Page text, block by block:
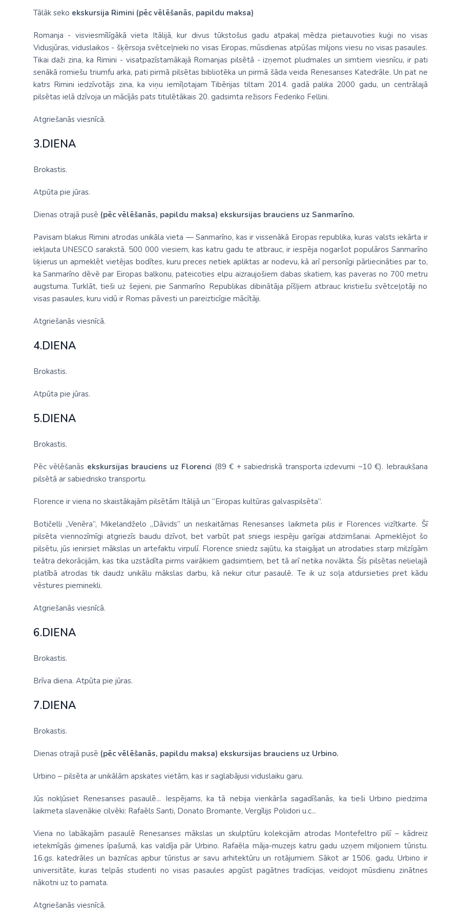
Tālāk seko ekskursija Rimini (pēc vēlēšanās, papildu maksa)
Romanja - visviesmīlīgākā vieta Itālijā, kur divus tūkstošus gadu atpakaļ mēdza pietauvoties kuģi no visas
Vidusjūras, viduslaikos - šķērsoja svētceļnieki no visas Eiropas, mūsdienas atpūšas miljons viesu no visas pasaules.
Tikai daži zina, ka Rimini - visatpazīstamākajā Romanjas pilsētā - izņemot pludmales un simtiem viesnīcu, ir pati
senākā romiešu triumfu arka, pati pirmā pilsētas bibliotēka un pirmā šāda veida Renesanses Katedrāle. Un pat ne
katrs Rimini iedzīvotājs zina, ka viņu iemīļotajam Tibērijas tiltam 2014. gadā palika 2000 gadu, un centrālajā
pilsētas ielā dzīvoja un mācījās pats titulētākais 20. gadsimta režisors Federiko Fellini.
Atgriešanās viesnīcā.
3.DIENA
Brokastis.
Atpūta pie jūras.
Dienas otrajā pusē (pēc vēlēšanās, papildu maksa) ekskursijas brauciens uz Sanmarīno.
Pavisam blakus Rimini atrodas unikāla vieta — Sanmarīno, kas ir vissenākā Eiropas republika, kuras valsts iekārta ir
iekļauta UNESCO sarakstā. 500 000 viesiem, kas katru gadu te atbrauc, ir iespēja nogaršot populāros Sanmarīno
liķierus un apmeklēt vietējas bodītes, kuru preces netiek apliktas ar nodevu, kā arī personīgi pārliecināties par to,
ka Sanmarīno dēvē par Eiropas balkonu, pateicoties elpu aizraujošiem dabas skatiem, kas paveras no 700 metru
augstuma. Turklāt, tieši uz šejieni, pie Sanmarīno Republikas dibinātāja pīšļiem atbrauc kristiešu svētceļotāji no
visas pasaules, kuru vidū ir Romas pāvesti un pareizticīgie mācītāji.
Atgriešanās viesnīcā.
4.DIENA
Brokastis.
Atpūta pie jūras.
5.DIENA
Brokastis.
Pēc vēlēšanās ekskursijas brauciens uz Florenci (89 € + sabiedriskā transporta izdevumi ~10 €). Iebraukšana
pilsētā ar sabiedrisko transportu.
Florence ir viena no skaistākajām pilsētām Itālijā un “Eiropas kultūras galvaspilsēta”.
Botičelli „Venēra”, Mikelandželo „Dāvids” un neskaitāmas Renesanses laikmeta pilis ir Florences vizītkarte. Šī
pilsēta viennozīmīgi atgriezīs baudu dzīvot, bet varbūt pat sniegs iespēju garīgai atdzimšanai. Apmeklējot šo
pilsētu, jūs ienirsiet mākslas un artefaktu virpulī. Florence sniedz sajūtu, ka staigājat un atrodaties starp milzīgām
teātra dekorācijām, kas tika uzstādīta pirms vairākiem gadsimtiem, bet tā arī netika novākta. Šīs pilsētas nelielajā
platībā atrodas tik daudz unikālu mākslas darbu, kā nekur citur pasaulē. Te ik uz soļa atdursieties pret kādu
vēstures pieminekli.
Atgriešanās viesnīcā.
6.DIENA
Brokastis.
Brīva diena. Atpūta pie jūras.
7.DIENA
Brokastis.
Dienas otrajā pusē (pēc vēlēšanās, papildu maksa) ekskursijas brauciens uz Urbino.
Urbino – pilsēta ar unikālām apskates vietām, kas ir saglabājusi viduslaiku garu.
Jūs nokļūsiet Renesanses pasaulē... Iespējams, ka tā nebija vienkārša sagadīšanās, ka tieši Urbino piedzima
laikmeta slavenākie cilvēki: Rafaēls Santi, Donato Bromante, Vergīlijs Polidori u.c...
Viena no labākajām pasaulē Renesanses mākslas un skulptūru kolekcijām atrodas Montefeltro pilī – kādreiz
ietekmīgās ģimenes īpašumā, kas valdīja pār Urbino. Rafaēla māja-muzejs katru gadu uzņem miljoniem tūristu.
16.gs. katedrāles un baznīcas apbur tūristus ar savu arhitektūru un rotājumiem. Sākot ar 1506. gadu, Urbino ir
universitāte, kuras telpās studenti no visas pasaules apgūst pagātnes tradīcijas, veidojot mūsdienu zinātnes
nākotni uz to pamata.
Atgriešanās viesnīcā.